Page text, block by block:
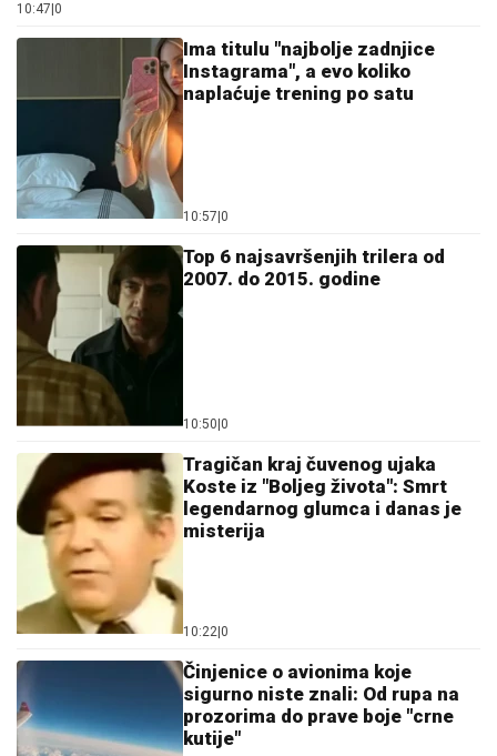
10:47 0
Ima titulu "najbolje zadnjice
Instagrama", a evo koliko
naplaćuje trening po satu
10:57 0
Top 6 najsavršenjih trilera od
2007. do 2015. godine
10:50 0
Tragičan kraj čuvenog ujaka
Koste iz "Boljeg života": Smrt
legendarnog glumca i danas je
misterija
10:22 0
Činjenice o avionima koje
sigurno niste znali: Od rupa na
prozorima do prave boje "crne
kutije"